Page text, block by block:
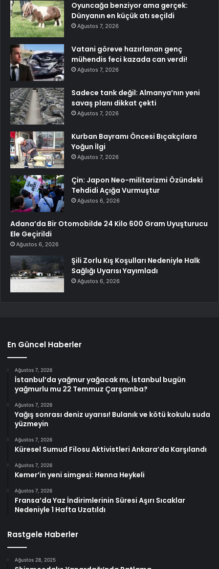
Oyuncağa benziyor ama gerçek:
Dünyanın en küçük atı seçildi
Ağustos 7, 2026
Vatani göreve hazırlanan genç
mühendis feci kazada can verdi!
Ağustos 7, 2026
Sadece tank değil: Almanya’nın yeni
savaş planı dikkat çekti
Ağustos 7, 2026
Kurban Bayramı Öncesi Bıçakçılara
Yoğun İlgi
Ağustos 7, 2026
Çin: Japon Neo-militarizmi Özündeki
Tehdidi Açığa Vurmuştur
Ağustos 6, 2026
Adana’da Bir Otomobilde 24 Kilo 600 Gram Uyuşturucu
Ele Geçirildi
Ağustos 6, 2026
Şili Zorlu Kış Koşulları Nedeniyle Halk
Sağlığı Uyarısı Yayımladı
Ağustos 6, 2026
En Güncel Haberler
Ağustos 7, 2026
İstanbul’da yağmur yağacak mı, İstanbul bugün
yağmurlu mu 22 Temmuz Çarşamba?
Ağustos 7, 2026
Yağış sonrası deniz uyarısı! Bulanık ve kötü kokulu suda
yüzmeyin
Ağustos 7, 2026
Küresel Sumud Filosu Aktivistleri Ankara’da Karşılandı
Ağustos 7, 2026
Kemer’in yeni simgesi: Henna Heykeli
Ağustos 7, 2026
Fransa’da Yaz İndirimlerinin Süresi Aşırı Sıcaklar
Nedeniyle 1 Hafta Uzatıldı
Rastgele Haberler
Ağustos 28, 2025